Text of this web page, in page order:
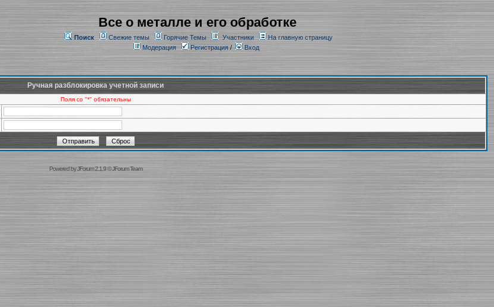
Все о металле и его обработке
Поиск Свежие темы Горячие Темы Участники
На главную страницу
Модерация
Регистрация/ Вход
Ручная разблокировка учетной записи
Поля со "*" обязательны
Powered byJForum 2.1.9©JForum Team